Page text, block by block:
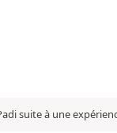
suite à une